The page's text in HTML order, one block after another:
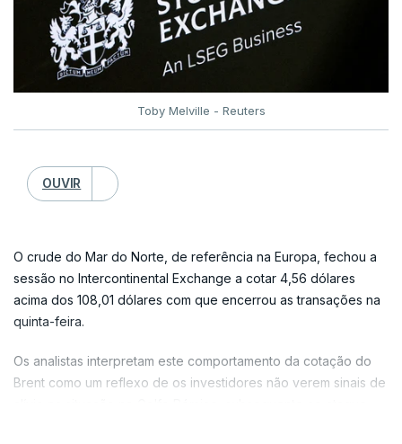
Toby Melville - Reuters
OUVIR
O crude do Mar do Norte, de referência na Europa, fechou a
sessão no Intercontinental Exchange a cotar 4,56 dólares
acima dos 108,01 dólares com que encerrou as transações na
quinta-feira.
Os analistas interpretam este comportamento da cotação do
Brent como um reflexo de os investidores não verem sinais de